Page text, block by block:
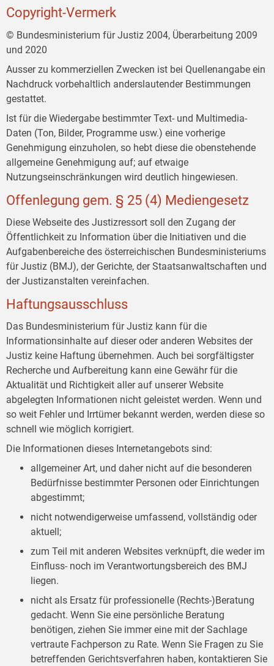
Copyright-Vermerk
© Bundesministerium für Justiz 2004, Überarbeitung 2009
und 2020
Ausser zu kommerziellen Zwecken ist bei Quellenangabe ein
Nachdruck vorbehaltlich anderslautender Bestimmungen
gestattet.
Ist für die Wiedergabe bestimmter Text- und Multimedia-
Daten (Ton, Bilder, Programme usw.) eine vorherige
Genehmigung einzuholen, so hebt diese die obenstehende
allgemeine Genehmigung auf; auf etwaige
Nutzungseinschränkungen wird deutlich hingewiesen.
Offenlegung gem. § 25 (4) Mediengesetz
Diese Webseite des Justizressort soll den Zugang der
Öffentlichkeit zu Information über die Initiativen und die
Aufgabenbereiche des österreichischen Bundesministeriums
für Justiz (BMJ), der Gerichte, der Staatsanwaltschaften und
der Justizanstalten vereinfachen.
Haftungsausschluss
Das Bundesministerium für Justiz kann für die
Informationsinhalte auf dieser oder anderen Websites der
Justiz keine Haftung übernehmen. Auch bei sorgfältigster
Recherche und Aufbereitung kann eine Gewähr für die
Aktualität und Richtigkeit aller auf unserer Website
abgelegten Informationen nicht geleistet werden. Wenn und
so weit Fehler und Irrtümer bekannt werden, werden diese so
schnell wie möglich korrigiert.
Die Informationen dieses Internetangebots sind:
allgemeiner Art, und daher nicht auf die besonderen
Bedürfnisse bestimmter Personen oder Einrichtungen
abgestimmt;
nicht notwendigerweise umfassend, vollständig oder
aktuell;
zum Teil mit anderen Websites verknüpft, die weder im
Einfluss- noch im Verantwortungsbereich des BMJ
liegen.
nicht als Ersatz für professionelle (Rechts-)Beratung
gedacht. Wenn Sie eine persönliche Beratung
benötigen, ziehen Sie immer eine mit der Sachlage
vertraute Fachperson zu Rate. Wenn Sie Fragen zu Sie
betreffenden Gerichtsverfahren haben, kontaktieren Sie